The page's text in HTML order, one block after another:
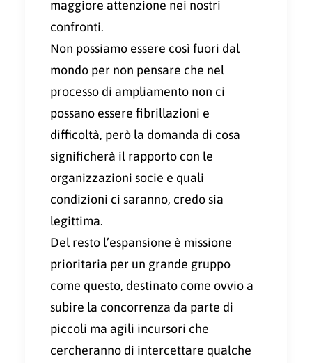
maggiore attenzione nei nostri
confronti.
Non possiamo essere così fuori dal
mondo per non pensare che nel
processo di ampliamento non ci
possano essere fibrillazioni e
difficoltà, però la domanda di cosa
significherà il rapporto con le
organizzazioni socie e quali
condizioni ci saranno, credo sia
legittima.
Del resto l’espansione è missione
prioritaria per un grande gruppo
come questo, destinato come ovvio a
subire la concorrenza da parte di
piccoli ma agili incursori che
cercheranno di intercettare qualche